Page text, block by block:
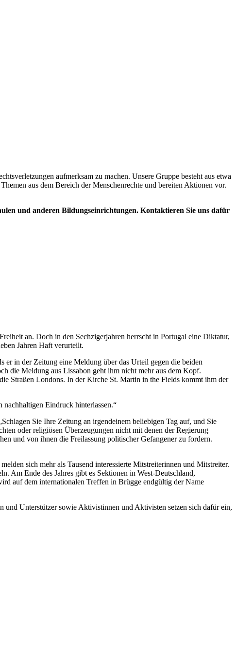
aufmerksam zu machen. Unsere Gruppe besteht aus etwa
aus dem Bereich der Menschenrechte und bereiten Aktionen vor.
und anderen Bildungseinrichtungen. Kontaktieren Sie uns dafür
an. Doch in den Sechzigerjahren herrscht in Portugal eine Diktatur,
Jahren Haft verurteilt.
in der Zeitung eine Meldung über das Urteil gegen die beiden
die Meldung aus Lissabon geht ihm nicht mehr aus dem Kopf.
Straßen Londons. In der Kirche St. Martin in the Fields kommt ihm der
nachhaltigen Eindruck hinterlassen.“
Sie Ihre Zeitung an irgendeinem beliebigen Tag auf, und Sie
oder religiösen Überzeugungen nicht mit denen der Regierung
und von ihnen die Freilassung politischer Gefangener zu fordern.
sich mehr als Tausend interessierte Mitstreiterinnen und Mitstreiter.
Am Ende des Jahres gibt es Sektionen in West-Deutschland,
auf dem internationalen Treffen in Brügge endgültig der Name
Unterstützer sowie Aktivistinnen und Aktivisten setzen sich dafür ein,